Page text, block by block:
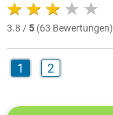
3.8 / 5 (63 Bewertungen)
1 2